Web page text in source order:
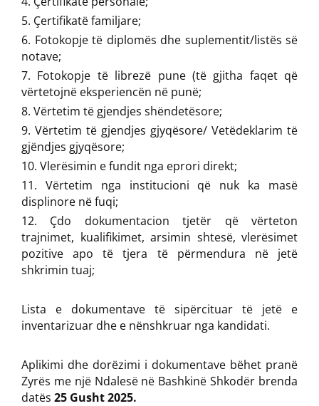
Çertifikatë familjare;
Fotokopje të diplomës dhe suplementit/listës së
notave;
Fotokopje të librezë pune (të gjitha faqet që
vërtetojnë eksperiencën në punë;
Vërtetim të gjendjes shëndetësore;
Vërtetim të gjendjes gjyqësore/ Vetëdeklarim të
gjëndjes gjyqësore;
Vlerësimin e fundit nga eprori direkt;
Vërtetim nga institucioni që nuk ka masë
displinore në fuqi;
Çdo dokumentacion tjetër që vërteton
trajnimet, kualifikimet, arsimin shtesë, vlerësimet
pozitive apo të tjera të përmendura në jetë
shkrimin tuaj;
Lista e dokumentave të sipërcituar të jetë e
inventarizuar dhe e nënshkruar nga kandidati.
Aplikimi dhe dorëzimi i dokumentave bëhet pranë
Zyrës me një Ndalesë në Bashkinë Shkodër brenda
datës 25 Gusht 2025.